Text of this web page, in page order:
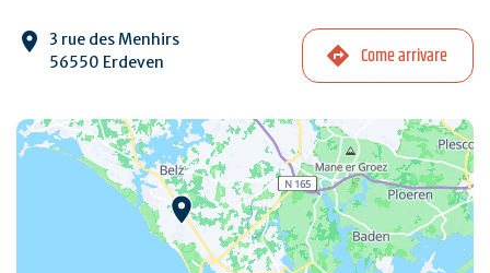
3 rue des Menhirs
56550 Erdeven
Come arrivare